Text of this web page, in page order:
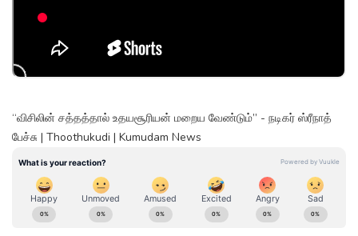
“விசிலின் சத்தத்தால் உதயசூரியன் மறைய வேண்டும்” - நடிகர் ஸ்ரீநாத்
பேச்சு | Thoothukudi | Kumudam News